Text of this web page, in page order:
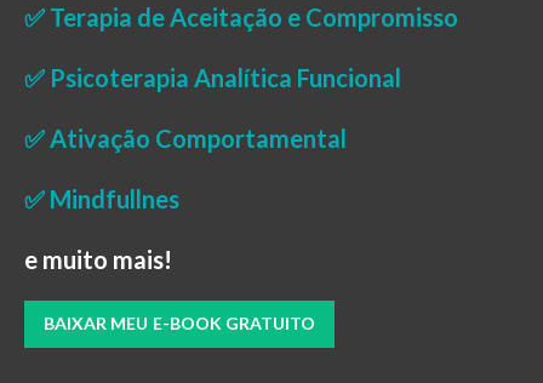
✅ Terapia de Aceitação e Compromisso
✅ Psicoterapia Analítica Funcional
✅ Ativação Comportamental
✅ Mindfullnes
e muito mais!
BAIXAR MEU E-BOOK GRATUITO